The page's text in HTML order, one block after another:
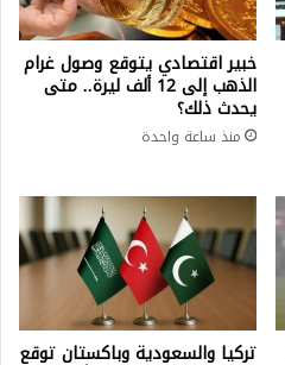
خبير اقتصادي يتوقع وصول غرام
الذهب إلى 12 ألف ليرة.. متى
يحدث ذلك؟
منذ ساعة واحدة
تركيا والسعودية وباكستان توقع